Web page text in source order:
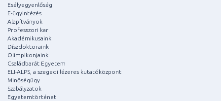
Esélyegyenlőség
E-ügyintézés
Alapítványok
Professzori kar
Akadémikusaink
Díszdoktoraink
Olimpikonjaink
Családbarát Egyetem
ELI-ALPS, a szegedi lézeres kutatóközpont
Minőségügy
Szabályzatok
Egyetemtörténet